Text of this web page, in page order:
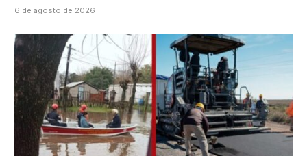
6 de agosto de 2026